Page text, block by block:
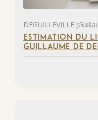
DEGUILLEVILLE
ESTIMATION DU
GUILLAUME DE